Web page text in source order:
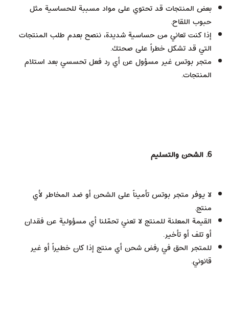
بعض المنتجات قد تحتوي على مواد مسببة للحساسية مثل
حبوب اللقاح.
إذا كنت تعاني من حساسية شديدة، ننصح بعدم طلب المنتجات
التي قد تشكل خطراً على صحتك.
متجر بوتس غير مسؤول عن أي رد فعل تحسسي بعد استلام
المنتجات.
6. الشحن والتسليم
لا يوفر متجر بوتس تأميناً على الشحن أو ضد المخاطر لأي
منتج.
القيمة المعلنة للمنتج لا تعني تحمّلنا أي مسؤولية عن فقدان
أو تلف أو تأخير.
للمتجر الحق في رفض شحن أي منتج إذا كان خطيراً أو غير
قانوني.